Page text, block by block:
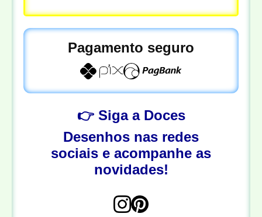
Pagamento seguro
👉 Siga a Doces
Desenhos nas redes
sociais e acompanhe as
novidades!